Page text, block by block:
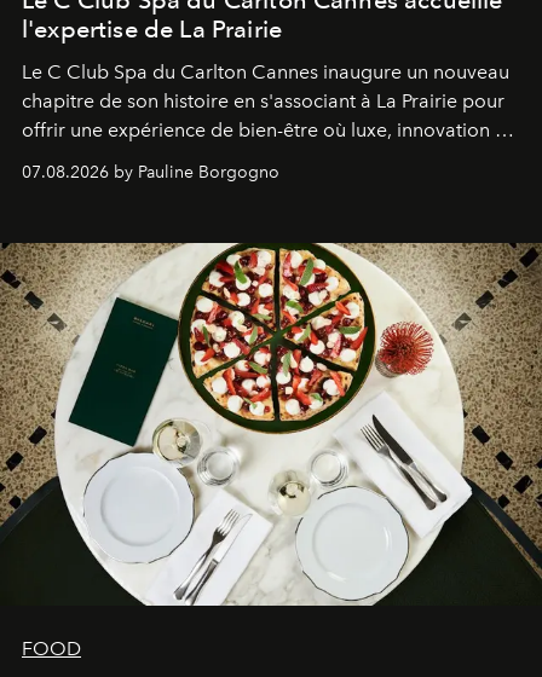
l'expertise de La Prairie
Le C Club Spa du Carlton Cannes inaugure un nouveau
chapitre de son histoire en s'associant à La Prairie pour
offrir une expérience de bien-être où luxe, innovation et
expertise se rencontrent.
07.08.2026 by Pauline Borgogno
FOOD